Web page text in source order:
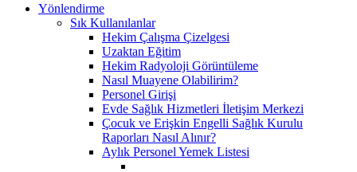
Yönlendirme
Sık Kullanılanlar
Hekim Çalışma Çizelgesi
Uzaktan Eğitim
Hekim Radyoloji Görüntüleme
Nasıl Muayene Olabilirim?
Personel Girişi
Evde Sağlık Hizmetleri İletişim Merkezi
Çocuk ve Erişkin Engelli Sağlık Kurulu
Raporları Nasıl Alınır?
Aylık Personel Yemek Listesi